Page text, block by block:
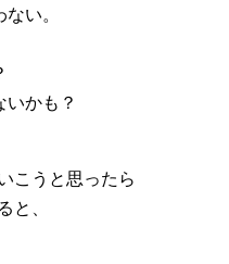
い。
かも？
こうと思ったら
と、